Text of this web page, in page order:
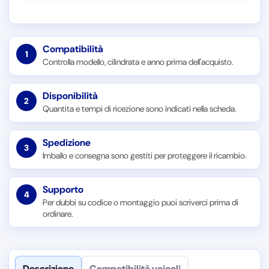
1 Compatibilità
Controlla modello, cilindrata e anno prima dell'acquisto.
2 Disponibilità
Quantita e tempi di ricezione sono indicati nella scheda.
3 Spedizione
Imballo e consegna sono gestiti per proteggere il ricambio.
4 Supporto
Per dubbi su codice o montaggio puoi scriverci prima di
ordinare.